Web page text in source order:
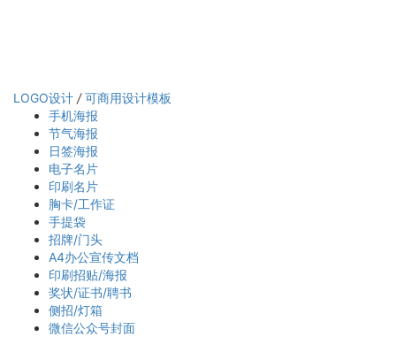
LOGO设计 / 可商用设计模板
手机海报
节气海报
日签海报
电子名片
印刷名片
胸卡/工作证
手提袋
招牌/门头
A4办公宣传文档
印刷招贴/海报
奖状/证书/聘书
侧招/灯箱
微信公众号封面